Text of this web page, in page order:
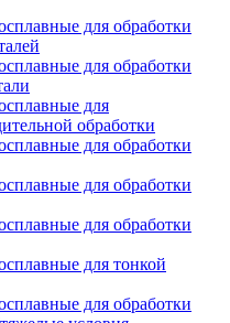
для обработки
для обработки
для
обработки
для обработки
для обработки
для обработки
для тонкой
для обработки